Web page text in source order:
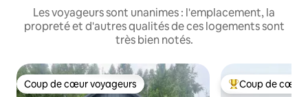
Les voyageurs sont unanimes : l'emplacement, la
propreté et d'autres qualités de ces logements sont
très bien notés.
Coup de cœur voyageurs
Coup de cœur voyageurs Coup de cœur
Coup de cœur